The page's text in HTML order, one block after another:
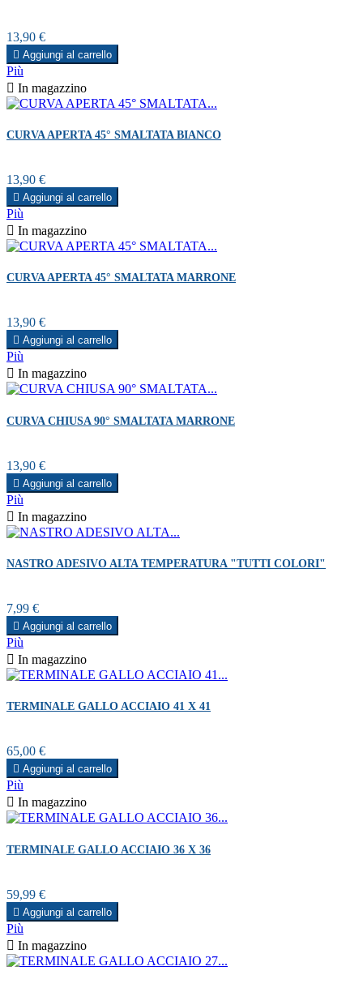
Prezzo
13,90 €
 Aggiungi al carrello
Più
 In magazzino
CURVA APERTA 45° SMALTATA BIANCO
Prezzo
13,90 €
 Aggiungi al carrello
Più
 In magazzino
CURVA APERTA 45° SMALTATA MARRONE
Prezzo
13,90 €
 Aggiungi al carrello
Più
 In magazzino
CURVA CHIUSA 90° SMALTATA MARRONE
Prezzo
13,90 €
 Aggiungi al carrello
Più
 In magazzino
NASTRO ADESIVO ALTA TEMPERATURA "TUTTI COLORI"
Prezzo
7,99 €
 Aggiungi al carrello
Più
 In magazzino
TERMINALE GALLO ACCIAIO 41 X 41
Prezzo
65,00 €
 Aggiungi al carrello
Più
 In magazzino
TERMINALE GALLO ACCIAIO 36 X 36
Prezzo
59,99 €
 Aggiungi al carrello
Più
 In magazzino